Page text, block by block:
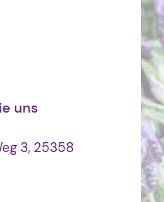
uns
3, 25358